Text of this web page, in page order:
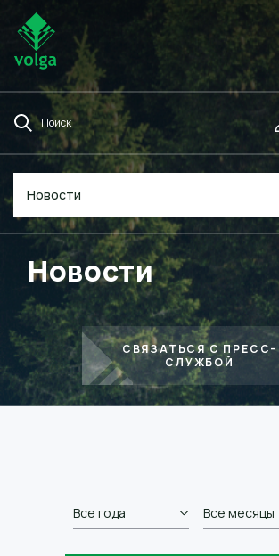
Поиск
Новости
Новости
СВЯЗАТЬСЯ С ПРЕСС-
СЛУЖБОЙ
Все года Все месяцы